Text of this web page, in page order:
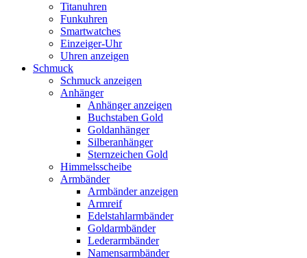
Titanuhren
Funkuhren
Smartwatches
Einzeiger-Uhr
Uhren anzeigen
Schmuck
Schmuck anzeigen
Anhänger
Anhänger anzeigen
Buchstaben Gold
Goldanhänger
Silberanhänger
Sternzeichen Gold
Himmelsscheibe
Armbänder
Armbänder anzeigen
Armreif
Edelstahlarmbänder
Goldarmbänder
Lederarmbänder
Namensarmbänder